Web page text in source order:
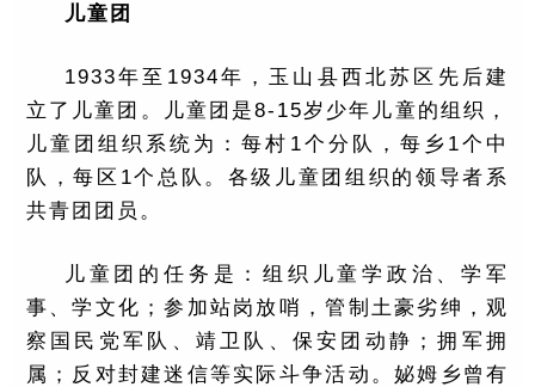
儿童团
1933年至1934年，玉山县西北苏区先后建
立了儿童团。儿童团是8-15岁少年儿童的组织，
儿童团组织系统为：每村1个分队，每乡1个中
队，每区1个总队。各级儿童团组织的领导者系
共青团团员。
儿童团的任务是：组织儿童学政治、学军
事、学文化；参加站岗放哨，管制土豪劣绅，观
察国民党军队、靖卫队、保安团动静；拥军拥
属；反对封建迷信等实际斗争活动。妼姆乡曾有